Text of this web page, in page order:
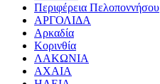
Περιφέρεια Πελοποννήσου
ΑΡΓΟΛΙΔΑ
Αρκαδία
Κορινθία
ΛΑΚΩΝΙΑ
ΑΧΑΙΑ